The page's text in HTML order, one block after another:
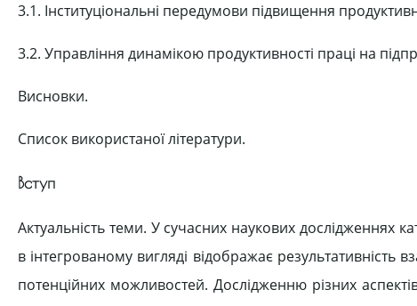
3.1. Інституціональні передумови підвищення
3.2. Управління динамікою продуктивності праці на
Висновки.
Список використаної літератури.
Вступ
Актуальність теми. У сучасних наукових дослідженнях
в інтегрованому вигляді відображає результативність
потенційних можливостей. Дослідженню різних